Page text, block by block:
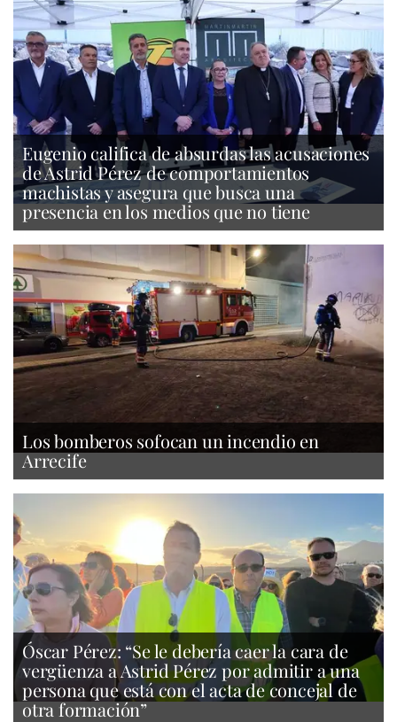
Eugenio califica de absurdas las acusaciones
de Astrid Pérez de comportamientos
machistas y asegura que busca una
presencia en los medios que no tiene
Los bomberos sofocan un incendio en
Arrecife
Óscar Pérez: “Se le debería caer la cara de
vergüenza a Astrid Pérez por admitir a una
persona que está con el acta de concejal de
otra formación”